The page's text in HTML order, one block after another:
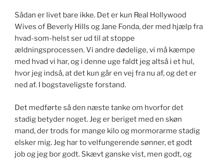
Sådan er livet bare ikke. Det er kun Real Hollywood
Wives of Beverly Hills og Jane Fonda, der med hjælp fra
hvad-som-helst ser ud til at stoppe
ældningsprocessen. Vi andre dødelige, vi må kæmpe
med hvad vi har, og i denne uge faldt jeg altså i et hul,
hvor jeg indså, at det kun går en vej fra nu af, og det er
ned af. I bogstaveligste forstand.
Det medførte så den næste tanke om hvorfor det
stadig betyder noget. Jeg er beriget med en skøn
mand, der trods for mange kilo og mormorarme stadig
elsker mig. Jeg har to velfungerende sønner, et godt
job og jeg bor godt. Skævt ganske vist, men godt, og